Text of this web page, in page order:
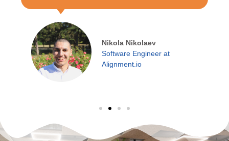
Nikola Nikolaev
Software Engineer at
Alignment.io